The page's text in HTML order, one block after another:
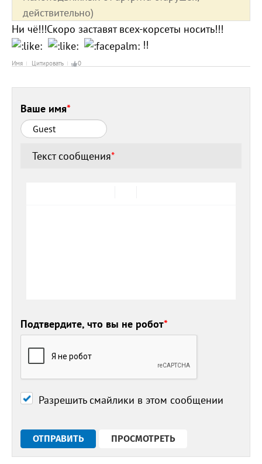
действительно)
Ни чё!!!Скоро заставят всех-корсеты носить!!!
!!
Имя Цитировать 0
Ваше имя*
Текст сообщения*
Подтвердите, что вы не робот*
Разрешить смайлики в этом сообщении